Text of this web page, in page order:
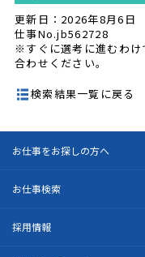
更新日：2026年8月6日
仕事No.jb562728
※すぐに選考に進むわけ
合わせください。
検索結果一覧に戻る
お仕事をお探しの方へ
お仕事検索
採用情報